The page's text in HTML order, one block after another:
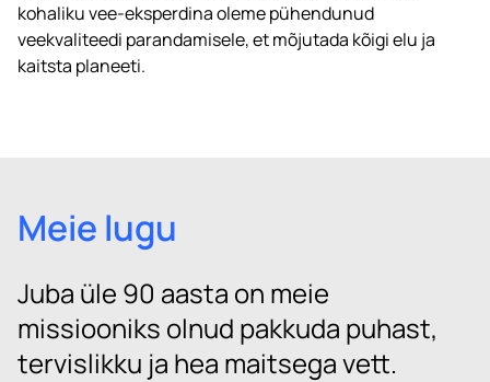
kohaliku vee-eksperdina oleme pühendunud
veekvaliteedi parandamisele, et mõjutada kõigi elu ja
kaitsta planeeti.
Meie lugu
Juba üle 90 aasta on meie
missiooniks olnud pakkuda puhast,
tervislikku ja hea maitsega vett.